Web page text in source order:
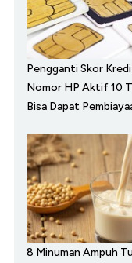
Pengganti Skor
Nomor HP Aktif 10
Bisa Dapat
8 Minuman Ampuh